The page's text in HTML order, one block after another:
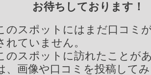
お待ちしております！
のスポットにはまだ口コミ
れていません。
のスポットに訪れたことが
、画像や口コミを投稿して